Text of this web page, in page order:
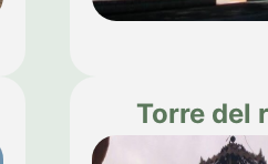
Torre del